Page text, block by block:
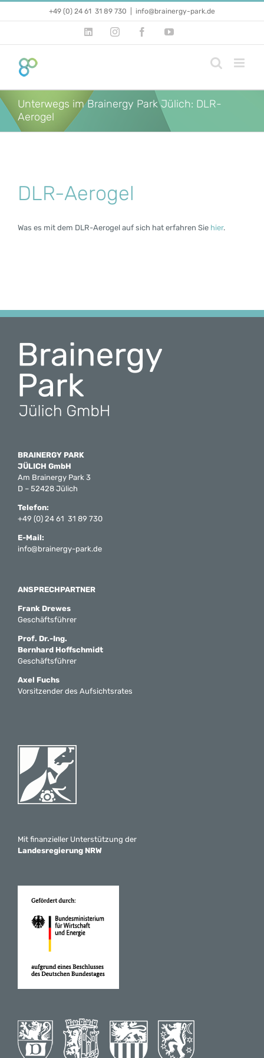
+49 (0) 24 61 31 89 730 info@brainergy-park.de
LinkedInInstagramFacebookYouTube
Unterwegs im Brainergy Park Jülich: DLR-
Aerogel
DLR-Aerogel
Was es mit dem DLR-Aerogel auf sich hat erfahren Sie hier.
BRAINERGY PARK
JÜLICH GmbH
Am Brainergy Park 3
D – 52428 Jülich
Telefon:
+49 (0) 24 61 31 89 730
E-Mail:
info@brainergy-park.de
ANSPRECHPARTNER
Frank Drewes
Geschäftsführer
Prof. Dr.-Ing.
Bernhard Hoffschmidt
Geschäftsführer
Axel Fuchs
Vorsitzender des Aufsichtsrates
Mit finanzieller Unterstützung der
Landesregierung NRW